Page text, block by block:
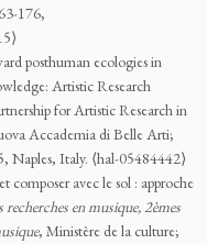
176,
posthuman ecologies in
Artistic Research
for Artistic Research in
Accademia di Belle Arti;
Italy. ⟨hal-05484442⟩
avec le sol : approche
recherches en musique, 2èmes
, Ministère de la culture;